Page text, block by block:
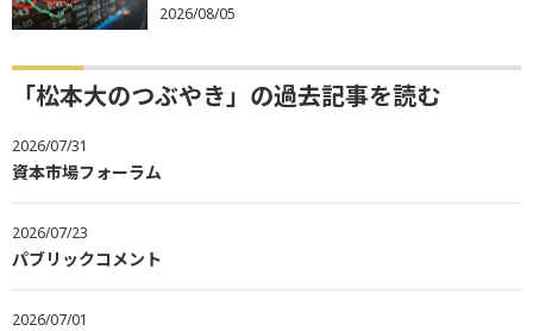
2026/08/05
「松本大のつぶやき」の過去記事を読む
2026/07/31
資本市場フォーラム
2026/07/23
パブリックコメント
2026/07/01